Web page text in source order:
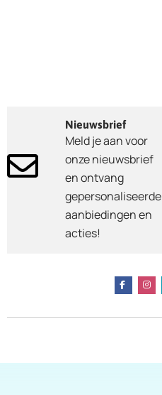
Nieuwsbrief
Meld je aan voor
onze nieuwsbrief
en ontvang
gepersonaliseerde
aanbiedingen en
acties!